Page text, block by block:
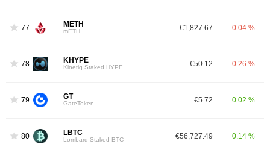
77 METH
mETH €1,827.67 -0.04 %
78 KHYPE
Kinetiq Staked HYPE €50.12 -0.26 %
79 GT
GateToken €5.72 0.02 %
80 LBTC
Lombard Staked BTC €56,727.49 0.14 %